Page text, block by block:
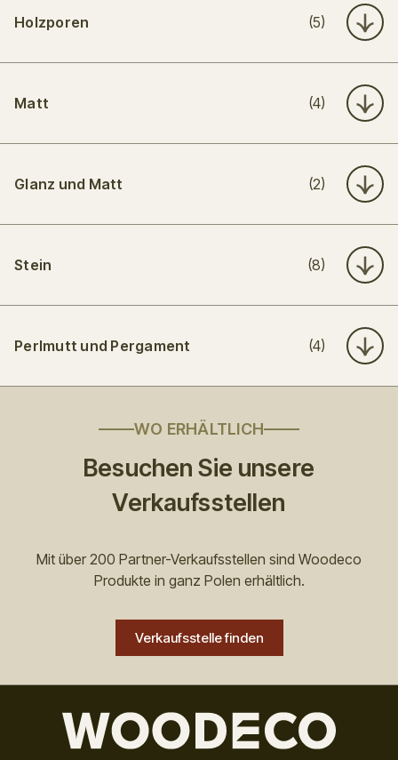
Holzporen (5)
Matt (4)
Glanz und Matt (2)
Stein (8)
Perlmutt und Pergament (4)
WO ERHÄLTLICH
Besuchen Sie unsere
Verkaufsstellen
Mit über 200 Partner-Verkaufsstellen sind Woodeco
Produkte in ganz Polen erhältlich.
Verkaufsstelle finden